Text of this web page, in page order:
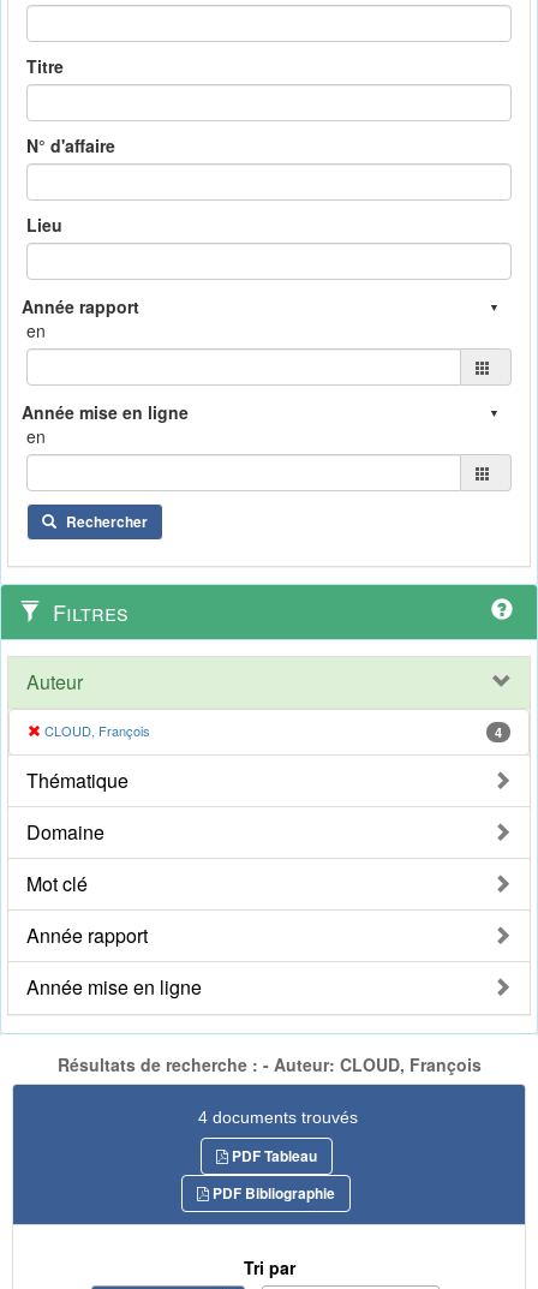
Titre
N° d'affaire
Lieu
en
en
Rechercher
Filtres
Auteur
CLOUD, François 4
Thématique
Domaine
Mot clé
Année rapport
Année mise en ligne
Résultats de recherche : - Auteur: CLOUD, François
4 documents trouvés
PDF Tableau
PDF Bibliographie
Tri par